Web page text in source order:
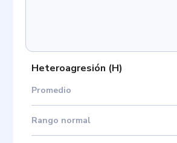
Heteroagresión (H)
Promedio
Rango normal